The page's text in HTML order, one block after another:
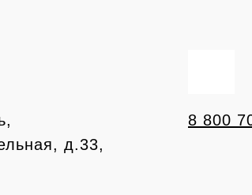
д.33,
8 800